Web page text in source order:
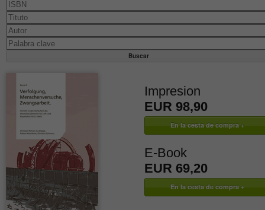
Impresion
EUR 98,90
E-Book
EUR 69,20